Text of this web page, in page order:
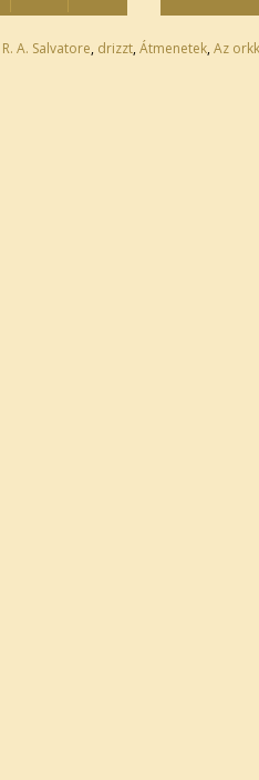
R. A. Salvatore, drizzt,Átmenetek,Az